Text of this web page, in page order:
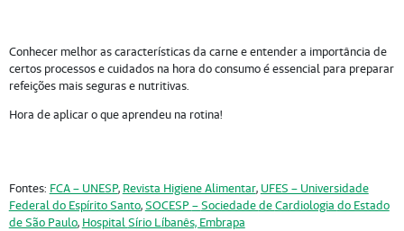
Conhecer melhor as características da carne e entender a importância de
certos processos e cuidados na hora do consumo é essencial para preparar
refeições mais seguras e nutritivas.
Hora de aplicar o que aprendeu na rotina!
Fontes: FCA – UNESP, Revista Higiene Alimentar, UFES – Universidade
Federal do Espírito Santo,SOCESP–SociedadedeCardiologia do Estado
de São Paulo, HospitalSírio Líbanês, Embrapa